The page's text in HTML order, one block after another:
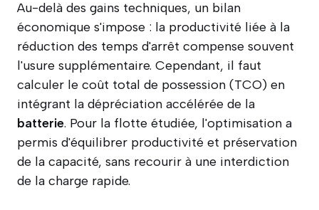
Au-delà des gains techniques, un bilan
économique s'impose : la productivité liée à la
réduction des temps d'arrêt compense souvent
l'usure supplémentaire. Cependant, il faut
calculer le coût total de possession (TCO) en
intégrant la dépréciation accélérée de la
batterie. Pour la flotte étudiée, l'optimisation a
permis d'équilibrer productivité et préservation
de la capacité, sans recourir à une interdiction
de la charge rapide.